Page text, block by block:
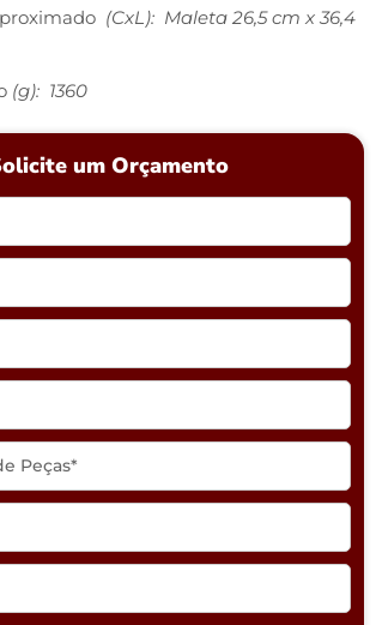
(CxL): Maleta 26,5 cm x 36,4
(g): 1360
um Orçamento